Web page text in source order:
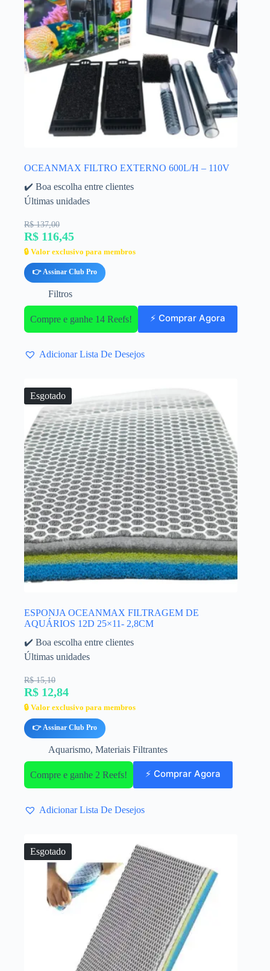
OCEANMAX FILTRO EXTERNO 600L/H – 110V
✔️ Boa escolha entre clientes
Últimas unidades
R$ 137,00
R$ 116,45
🔒 Valor exclusivo para membros
👉 Assinar Club Pro
Filtros
Compre e ganhe 14 Reefs! ⚡ Comprar Agora
Adicionar Lista De Desejos
Esgotado
ESPONJA OCEANMAX FILTRAGEM DE
AQUÁRIOS 12D 25×11- 2,8CM
✔️ Boa escolha entre clientes
Últimas unidades
R$ 15,10
R$ 12,84
🔒 Valor exclusivo para membros
👉 Assinar Club Pro
Aquarismo, Materiais Filtrantes
Compre e ganhe 2 Reefs! ⚡ Comprar Agora
Adicionar Lista De Desejos
Esgotado